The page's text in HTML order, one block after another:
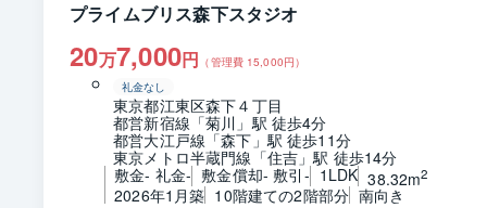
プライムブリス森下スタジオ
20万7,000円 （管理費 15,000円）
礼金なし
東京都江東区森下４丁目
都営新宿線「菊川」駅 徒歩4分
都営大江戸線「森下」駅 徒歩11分
東京メトロ半蔵門線「住吉」駅 徒歩14分
敷金- 礼金- 敷金償却- 敷引- 1LDK 38.32m2
2026年1月築 10階建ての2階部分 南向き